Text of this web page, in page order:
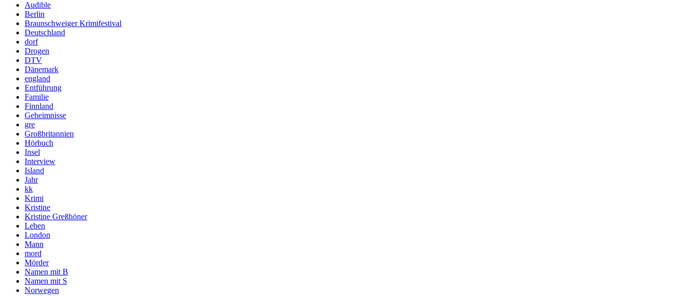
Audible
Berlin
Braunschweiger Krimifestival
Deutschland
dorf
Drogen
DTV
Dänemark
england
Entführung
Familie
Finnland
Geheimnisse
gre
Großbritannien
Hörbuch
Insel
Interview
Island
Jahr
kk
Krimi
Kristine
Kristine Greßhöner
Leben
London
Mann
mord
Mörder
Namen mit B
Namen mit S
Norwegen